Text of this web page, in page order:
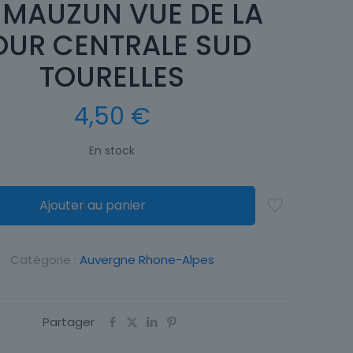
VUE DE LA
CENTRALE SUD
TOURELLES
4,50 €
En stock
Ajouter au panier
Catégorie : Auvergne Rhone-Alpes
Partager